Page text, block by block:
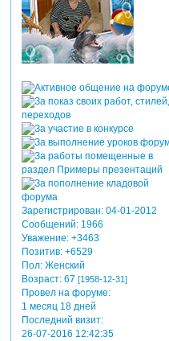
Зарегистрирован: 04-01-2012
Сообщений:1966
Уважение: +3463
Позитив: +6529
Пол:Женский
Возраст:67 [1958-12-31]
Провел на форуме:
1 месяц 18 дней
Последний визит:
26-07-2016 12:42:35